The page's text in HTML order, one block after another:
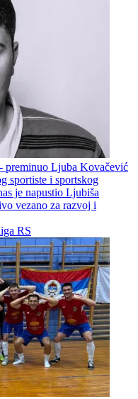
preminuo Ljuba Kovačević
sportiste i sportskog
je napustio Ljubiša
vezano za razvoj i
RS